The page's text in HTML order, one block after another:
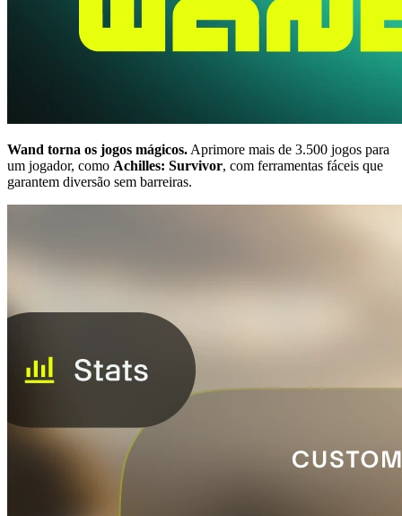
Wand torna os jogos mágicos. Aprimore mais de 3.500 jogos para
um jogador, como Achilles: Survivor, com ferramentas fáceis que
garantem diversão sem barreiras.